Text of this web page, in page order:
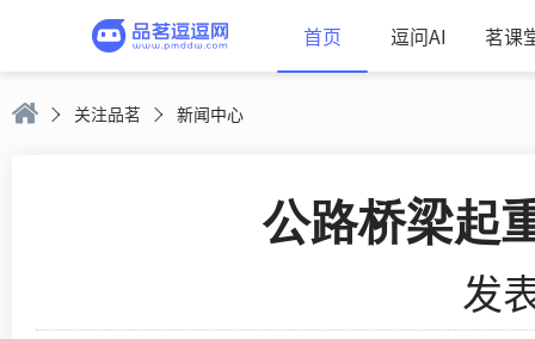
首页 逗问AI 茗课
关注品茗 新闻中心
公路桥梁起
发